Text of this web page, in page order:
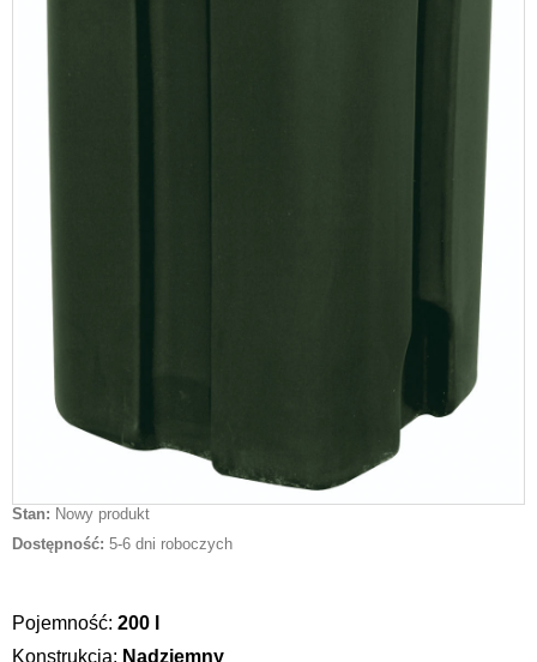
Stan: Nowy produkt
Dostępność: 5-6 dni roboczych
Pojemność: 200 l
Konstrukcja: Nadziemny